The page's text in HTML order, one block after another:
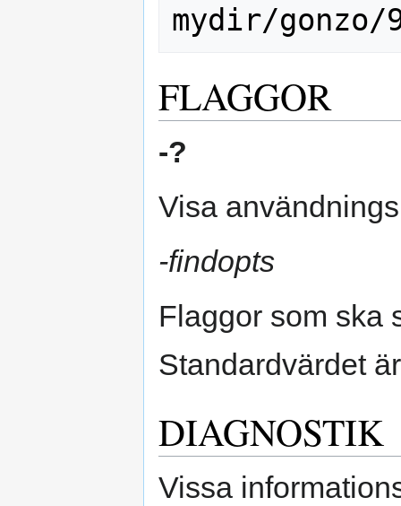
FLAGGOR
-?
Visa
-findopts
Flaggor som ska
Standardvärdet
DIAGNOSTIK
Vissa